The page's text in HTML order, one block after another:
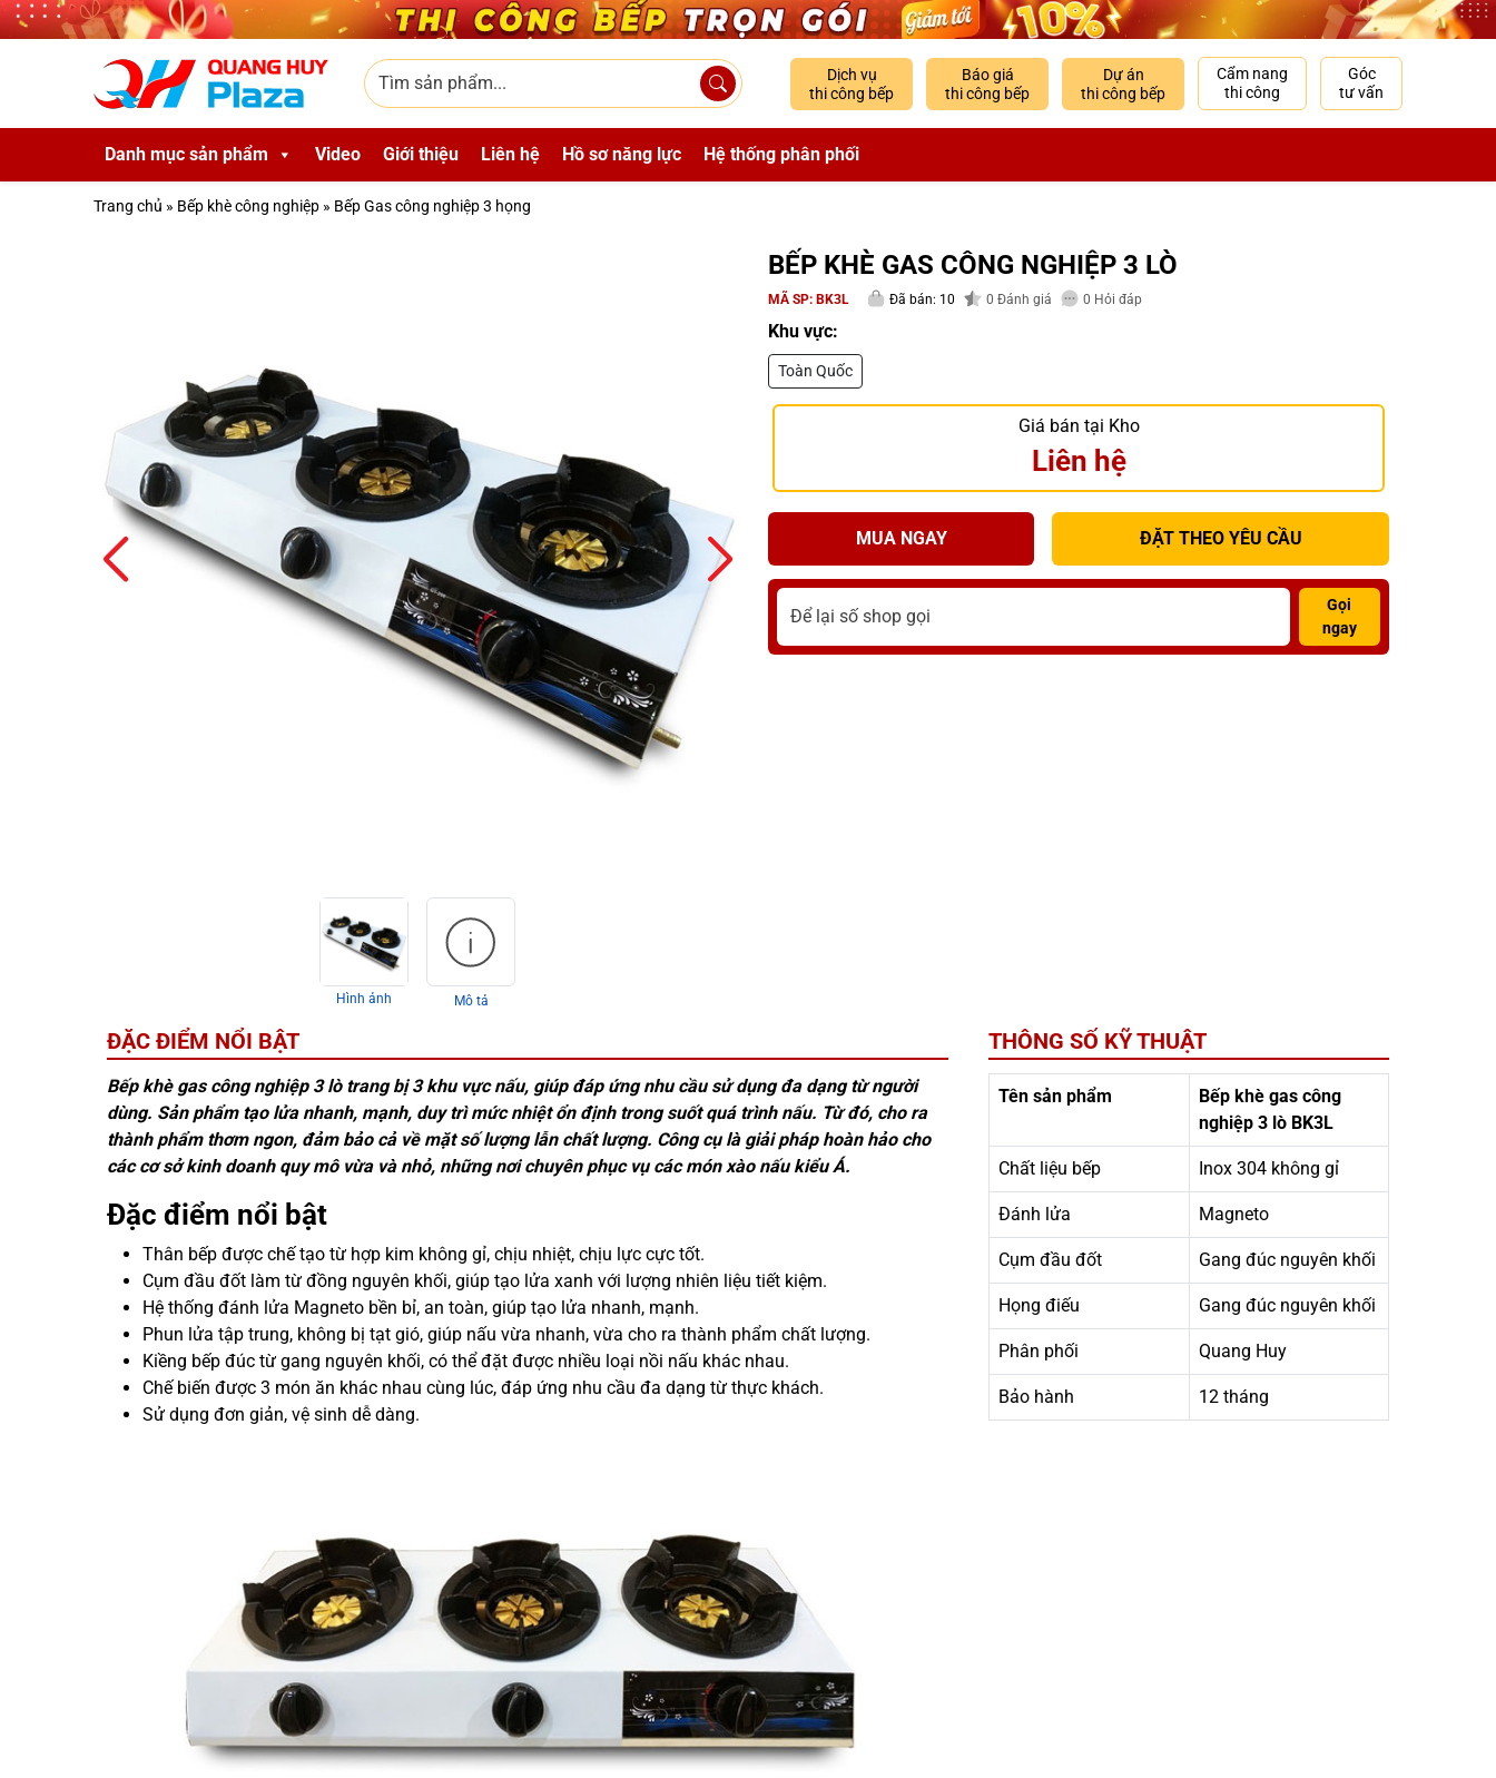
Skip to main content
Tìm sản phẩm
Dịch vụ
thi công bếp
Báo giá
thi công bếp
Dự án
thi công bếp
Cẩm nang
thi công
Góc
tư vấn
Danh mục sản phẩm Video Giới thiệu Liên hệ Hồ sơ năng lực Hệ thống phân phối
Trang chủ » Bếp khè công nghiệp » Bếp Gas công nghiệp 3 họng
Hình ảnh Mô tả
BẾP KHÈ GAS CÔNG NGHIỆP 3 LÒ
MÃ SP: BK3L Đã bán: 10 0 Đánh giá 0 Hỏi đáp
Khu vực:
Toàn Quốc
Giá bán tại Kho
Liên hệ
MUA NGAY ĐẶT THEO YÊU CẦU
Gọi
ngay
THÔNG SỐ KỸ THUẬT
Tên sản phẩm
Bếp khè gas công
nghiệp 3 lò BK3L
Chất liệu bếp Inox 304 không gỉ
Đánh lửa Magneto
Cụm đầu đốt Gang đúc nguyên khối
Họng điếu Gang đúc nguyên khối
Phân phối Quang Huy
Bảo hành 12 tháng
ĐẶC ĐIỂM NỔI BẬT
Bếp khè gas công nghiệp 3 lò trang bị 3 khu vực nấu, giúp đáp ứng nhu cầu sử dụng đa dạng từ người
dùng. Sản phẩm tạo lửa nhanh, mạnh, duy trì mức nhiệt ổn định trong suốt quá trình nấu. Từ đó, cho ra
thành phẩm thơm ngon, đảm bảo cả về mặt số lượng lẫn chất lượng. Công cụ là giải pháp hoàn hảo cho
các cơ sở kinh doanh quy mô vừa và nhỏ, những nơi chuyên phục vụ các món xào nấu kiểu Á.
Đặc điểm nổi bật
Thân bếp được chế tạo từ hợp kim không gỉ, chịu nhiệt, chịu lực cực tốt.
Cụm đầu đốt làm từ đồng nguyên khối, giúp tạo lửa xanh với lượng nhiên liệu tiết kiệm.
Hệ thống đánh lửa Magneto bền bỉ, an toàn, giúp tạo lửa nhanh, mạnh.
Phun lửa tập trung, không bị tạt gió, giúp nấu vừa nhanh, vừa cho ra thành phẩm chất lượng.
Kiềng bếp đúc từ gang nguyên khối, có thể đặt được nhiều loại nồi nấu khác nhau.
Chế biến được 3 món ăn khác nhau cùng lúc, đáp ứng nhu cầu đa dạng từ thực khách.
Sử dụng đơn giản, vệ sinh dễ dàng.